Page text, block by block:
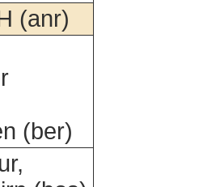
(anr)
(ber)